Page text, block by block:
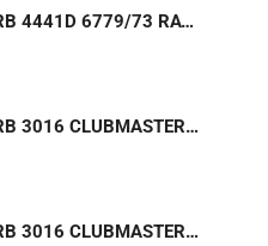
GAFAS DE SOL RB 4441D 6779/73 RAY-BAN
GAFAS DE SOL RB 3016 CLUBMASTER 6879/56 RAY-BAN
GAFAS DE SOL RB 3016 CLUBMASTER W0366 RAY-BAN